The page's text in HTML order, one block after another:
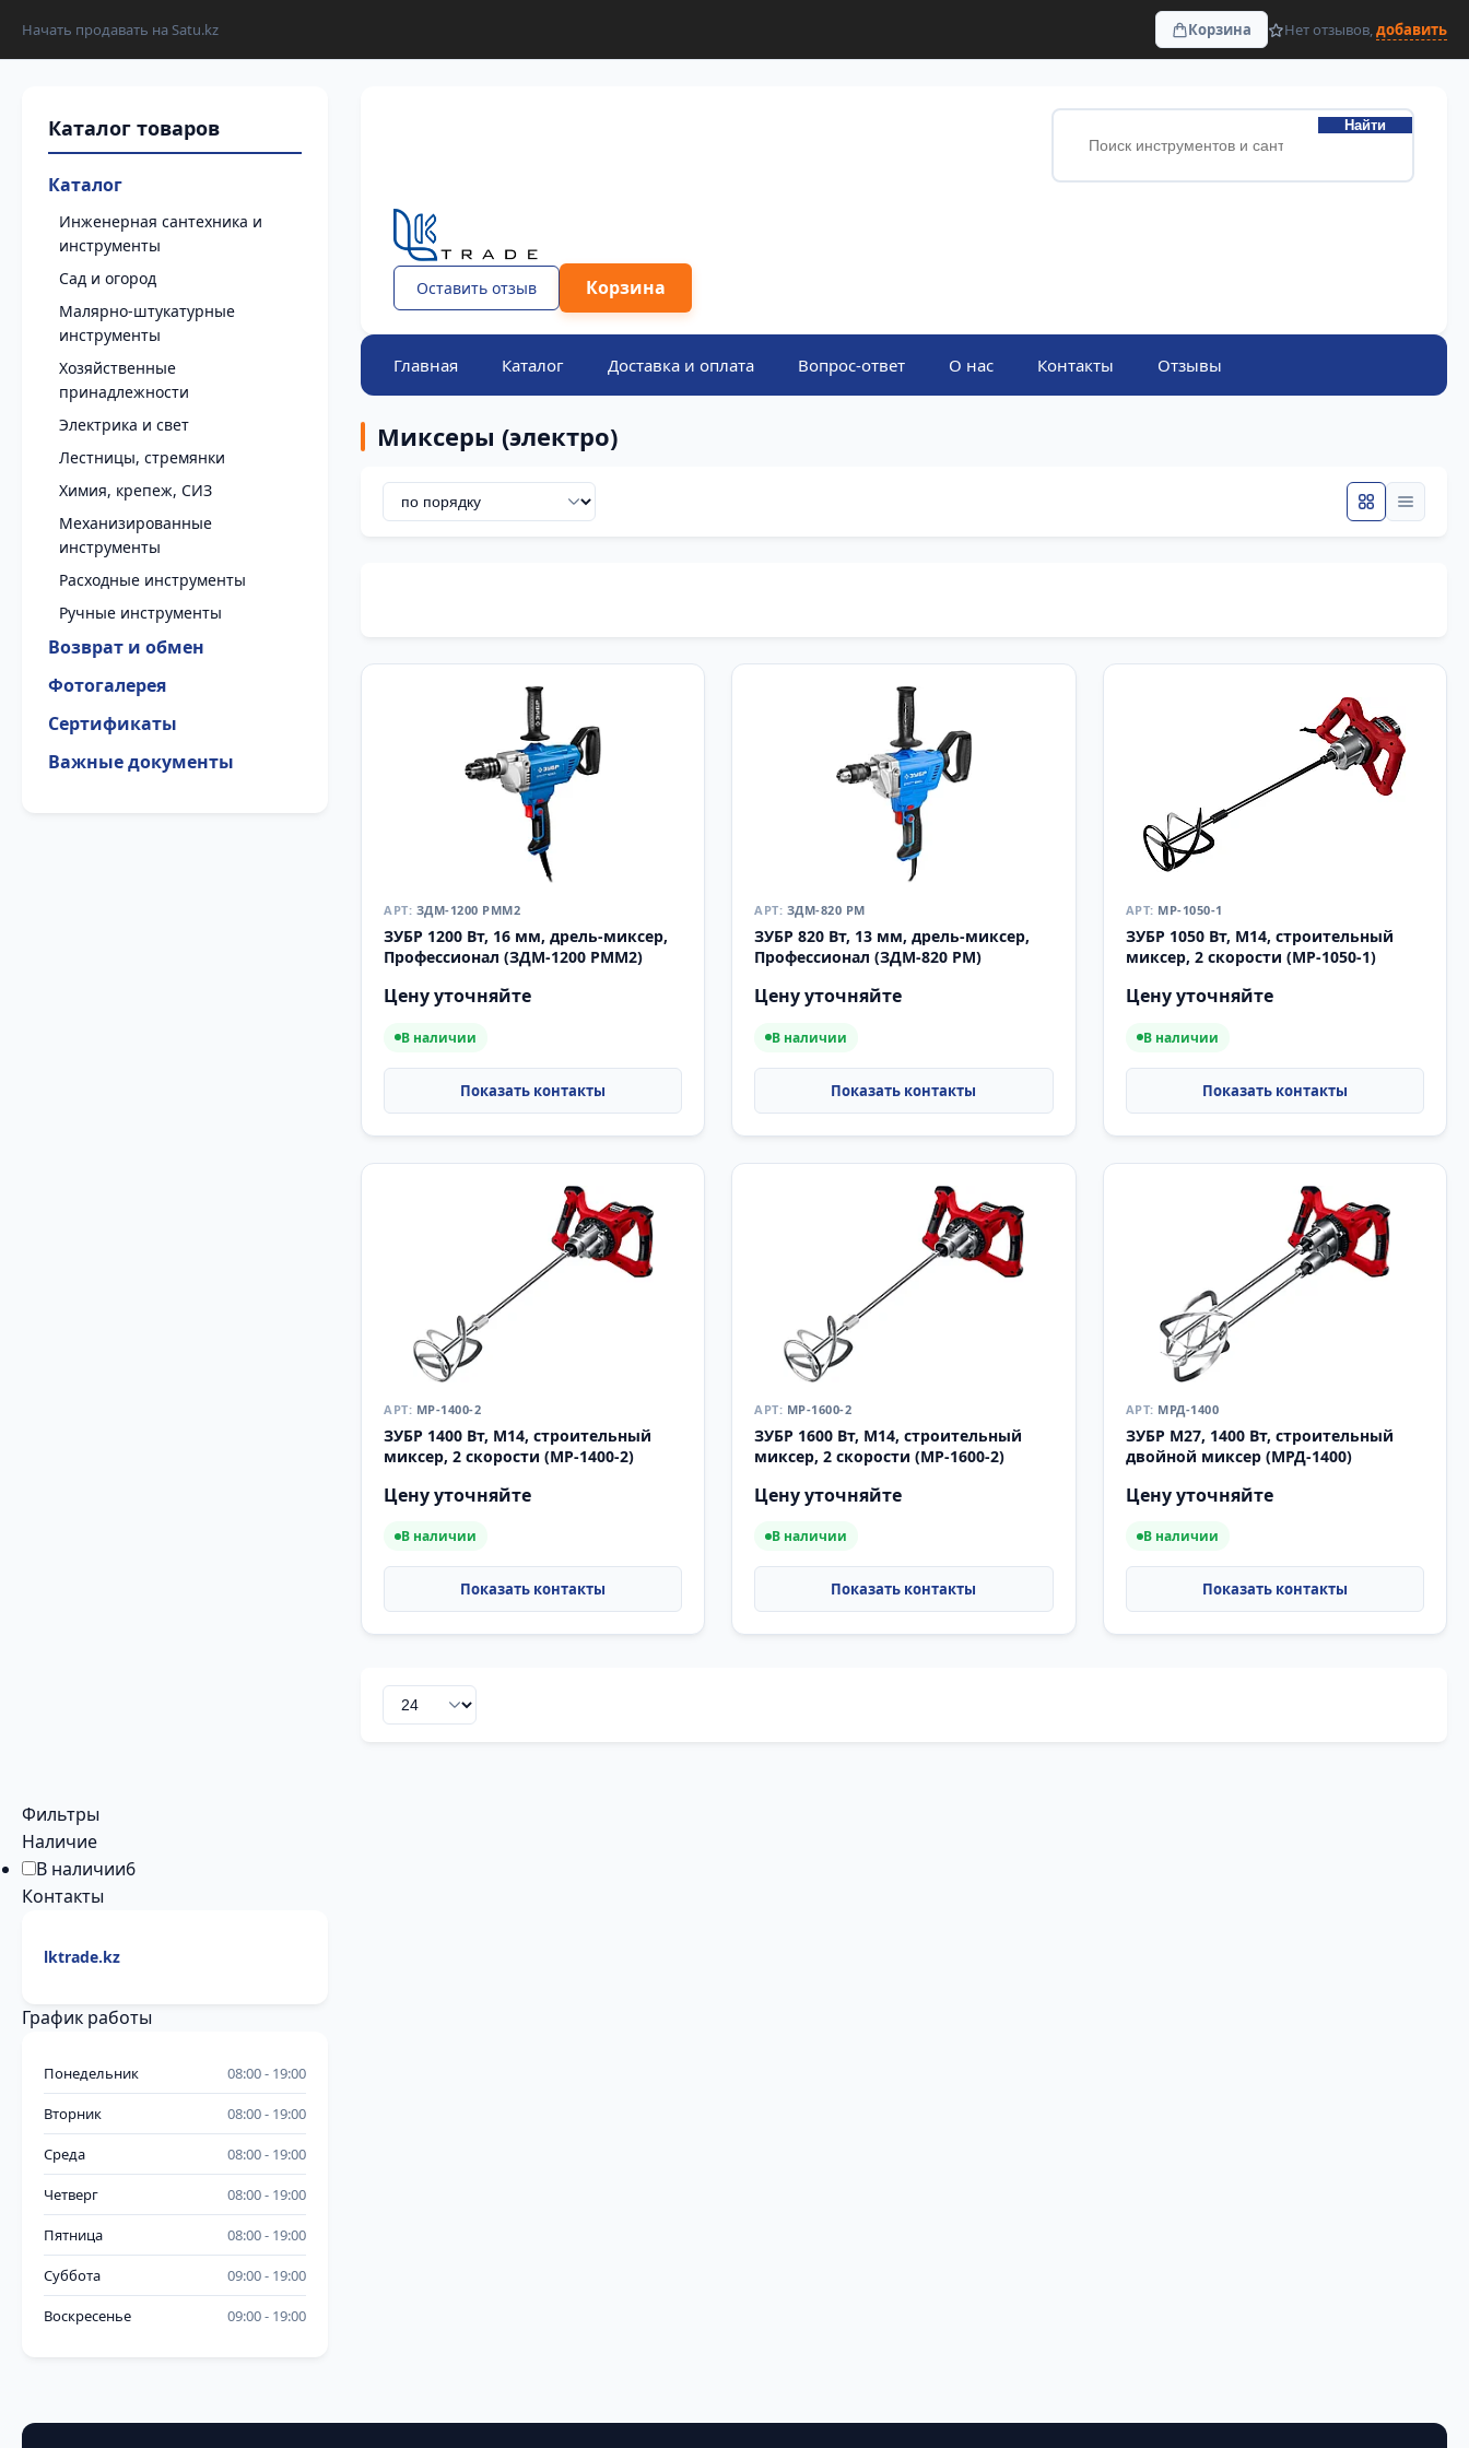
Начать продавать на Satu.kz Корзина Нет отзывов,добавить
Каталог
Инженерная сантехника и
инструменты
Сад и огород
Малярно-штукатурные
инструменты
Хозяйственные
принадлежности
Электрика и свет
Лестницы, стремянки
Химия, крепеж, СИЗ
Механизированные
инструменты
Расходные инструменты
Ручные инструменты
Возврат и обмен
Фотогалерея
Сертификаты
Важные документы
Найти
Оставить отзыв Корзина
Главная Каталог Доставка и оплата Вопрос-ответ О нас Контакты Отзывы
Миксеры (электро)
ЗДМ-1200 РММ2
ЗУБР 1200 Вт, 16 мм, дрель-миксер,
Профессионал (ЗДМ-1200 РММ2)
Цену уточняйте
В наличии
ЗДМ-820 РМ
ЗУБР 820 Вт, 13 мм, дрель-миксер,
Профессионал (ЗДМ-820 РМ)
Цену уточняйте
В наличии
МР-1050-1
ЗУБР 1050 Вт, М14, строительный
миксер, 2 скорости (МР-1050-1)
Цену уточняйте
В наличии
МР-1400-2
ЗУБР 1400 Вт, М14, строительный
миксер, 2 скорости (МР-1400-2)
Цену уточняйте
В наличии
МР-1600-2
ЗУБР 1600 Вт, М14, строительный
миксер, 2 скорости (МР-1600-2)
Цену уточняйте
В наличии
МРД-1400
ЗУБР М27, 1400 Вт, строительный
двойной миксер (МРД-1400)
Цену уточняйте
В наличии
Фильтры
Наличие
В наличии6
Контакты
lktrade.kz
График работы
Понедельник 08:00 19:00
Вторник 08:00 19:00
Среда 08:00 19:00
Четверг 08:00 19:00
Пятница 08:00 19:00
Суббота 09:00 19:00
Воскресенье 09:00 19:00